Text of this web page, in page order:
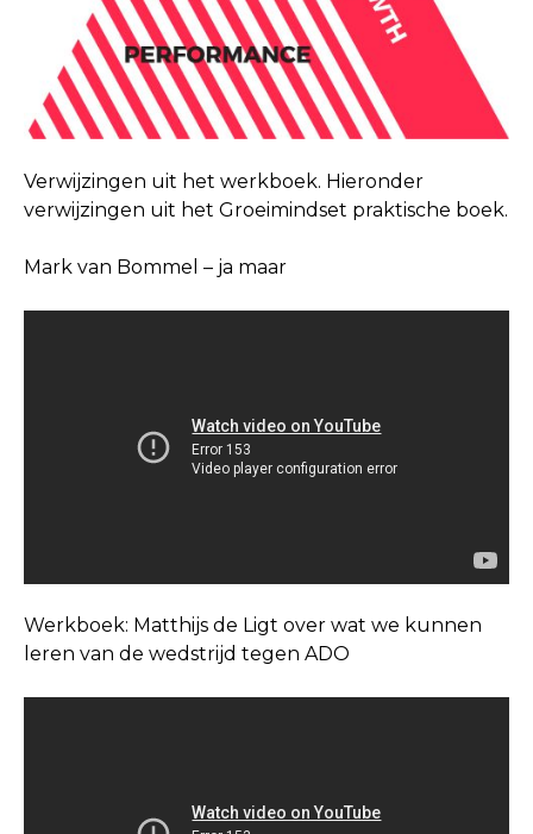
Verwijzingen uit het werkboek. Hieronder
verwijzingen uit het Groeimindset praktische boek.
Mark van Bommel – ja maar
Werkboek: Matthijs de Ligt over wat we kunnen
leren van de wedstrijd tegen ADO